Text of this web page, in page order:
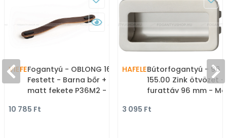
VIEFEFogantyú - OBLONG 160
Festett - Barna bőr +
matt fekete P36M2 -
Bőrrel kombinált fém
10 785 Ft
HAFELEBútorfogantyú - 96
155.00 Zink ötvözet -
furattáv 96 mm -
ötvözet - Bútorajtó
3 095 Ft